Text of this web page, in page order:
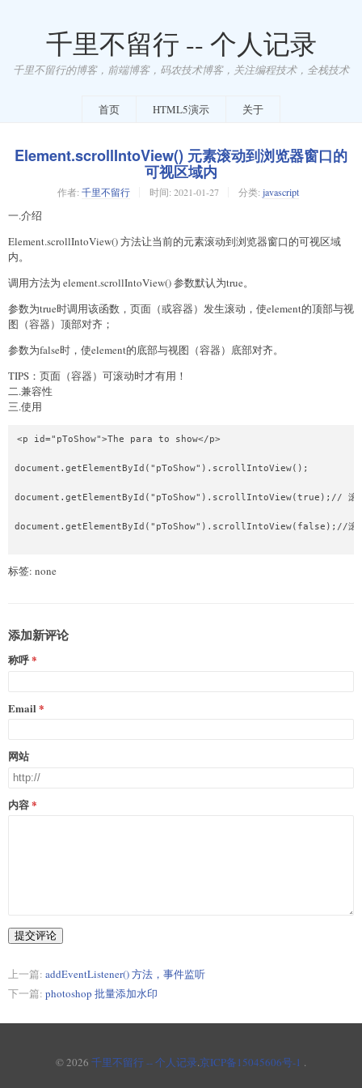
千里不留行 -- 个人记录
千里不留行的博客，前端博客，码农技术博客，关注编程技术，全栈技术
首页 HTML5演示 关于
Element.scrollIntoView() 元素滚动到浏览器窗口的
可视区域内
作者: 千里不留行 时间: 2021-01-27 分类: javascript
一.介绍
Element.scrollIntoView() 方法让当前的元素滚动到浏览器窗口的可视区域
内。
调用方法为 element.scrollIntoView() 参数默认为true。
参数为true时调用该函数，页面（或容器）发生滚动，使element的顶部与视
图（容器）顶部对齐；
参数为false时，使element的底部与视图（容器）底部对齐。
TIPS：页面（容器）可滚动时才有用！
二.兼容性
三.使用
<p id="pToShow">The para to show</p>
document.getElementById("pToShow").scrollIntoView();
document.getElementById("pToShow").scrollIntoView(true);// 滚动
document.getElementById("pToShow").scrollIntoView(false);//滚动
标签: none
添加新评论
称呼
Email
网站
内容
提交评论
上一篇: addEventListener() 方法，事件监听
下一篇: photoshop 批量添加水印
© 2026 千里不留行 -- 个人记录.京ICP备15045606号-1 .